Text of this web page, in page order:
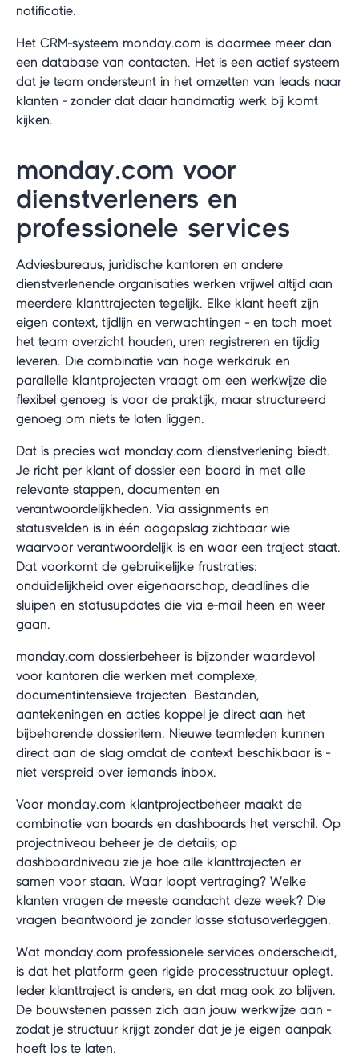
notificatie.
Het CRM-systeem monday.com is daarmee meer dan
een database van contacten. Het is een actief systeem
dat je team ondersteunt in het omzetten van leads naar
klanten - zonder dat daar handmatig werk bij komt
kijken.
monday.com voor
dienstverleners en
professionele services
Adviesbureaus, juridische kantoren en andere
dienstverlenende organisaties werken vrijwel altijd aan
meerdere klanttrajecten tegelijk. Elke klant heeft zijn
eigen context, tijdlijn en verwachtingen - en toch moet
het team overzicht houden, uren registreren en tijdig
leveren. Die combinatie van hoge werkdruk en
parallelle klantprojecten vraagt om een werkwijze die
flexibel genoeg is voor de praktijk, maar structureerd
genoeg om niets te laten liggen.
Dat is precies wat monday.com dienstverlening biedt.
Je richt per klant of dossier een board in met alle
relevante stappen, documenten en
verantwoordelijkheden. Via assignments en
statusvelden is in één oogopslag zichtbaar wie
waarvoor verantwoordelijk is en waar een traject staat.
Dat voorkomt de gebruikelijke frustraties:
onduidelijkheid over eigenaarschap, deadlines die
sluipen en statusupdates die via e-mail heen en weer
gaan.
monday.com dossierbeheer is bijzonder waardevol
voor kantoren die werken met complexe,
documentintensieve trajecten. Bestanden,
aantekeningen en acties koppel je direct aan het
bijbehorende dossieritem. Nieuwe teamleden kunnen
direct aan de slag omdat de context beschikbaar is -
niet verspreid over iemands inbox.
Voor monday.com klantprojectbeheer maakt de
combinatie van boards en dashboards het verschil. Op
projectniveau beheer je de details; op
dashboardniveau zie je hoe alle klanttrajecten er
samen voor staan. Waar loopt vertraging? Welke
klanten vragen de meeste aandacht deze week? Die
vragen beantwoord je zonder losse statusoverleggen.
Wat monday.com professionele services onderscheidt,
is dat het platform geen rigide processtructuur oplegt.
Ieder klanttraject is anders, en dat mag ook zo blijven.
De bouwstenen passen zich aan jouw werkwijze aan -
zodat je structuur krijgt zonder dat je je eigen aanpak
hoeft los te laten.